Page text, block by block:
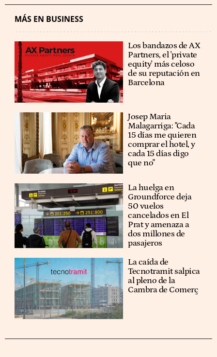
MÁS EN BUSINESS
Los bandazos de AX
Partners, el 'private
equity' más celoso
de su reputación en
Barcelona
​​Josep Maria
Malagarriga: "Cada
15 días me quieren
comprar el hotel, y
cada 15 días digo
que no"
La huelga en
Groundforce deja
50 vuelos
cancelados en El
Prat y amenaza a
dos millones de
pasajeros
La caída de
Tecnotramit salpica
al pleno de la
Cambra de Comerç